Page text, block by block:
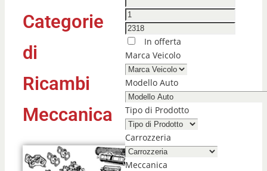
Categorie
di
Ricambi
Meccanica
In offerta
Marca Veicolo
Modello Auto
Tipo di Prodotto
Carrozzeria
Meccanica